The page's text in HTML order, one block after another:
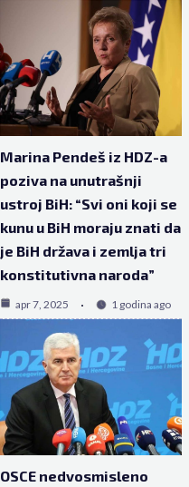
Marina Pendeš iz HDZ-a
poziva na unutrašnji
ustroj BiH: “Svi oni koji se
kunu u BiH moraju znati da
je BiH država i zemlja tri
konstitutivna naroda”
apr 7, 2025 1 godina ago
OSCE nedvosmisleno